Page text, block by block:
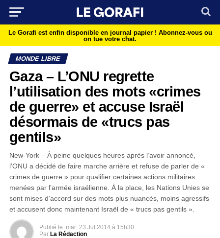
Le Gorafi est enfin disponible en journal papier ! Abonnez-vous ou
on tue votre chat.
MONDE LIBRE
Gaza – L’ONU regrette
l’utilisation des mots «crimes
de guerre» et accuse Israël
désormais de «trucs pas
gentils»
New-York – À peine quelques heures après l’avoir annoncé,
l’ONU a décidé de faire marche arrière et refuse de parler de «
crimes de guerre » pour qualifier certaines actions militaires
menées par l’armée israélienne. À la place, les Nations Unies se
sont mises d’accord sur des mots plus nuancés, moins agressifs
et accusent donc maintenant Israël de « trucs pas gentils ».
Publié le mar 23 Jul 2014 à 15h30
Par La Rédaction